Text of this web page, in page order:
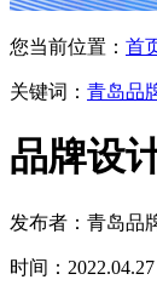
您当前位置： 首
关键词： 青岛品
品牌设
发布者：青岛品
时间：2022.04.27